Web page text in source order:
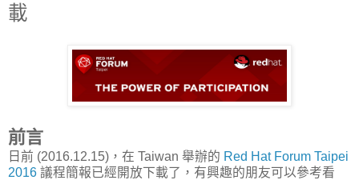
載
前言
日前 (2016.12.15)，在 Taiwan 舉辦的 Red Hat Forum Taipei
2016 議程簡報已經開放下載了，有興趣的朋友可以參考看